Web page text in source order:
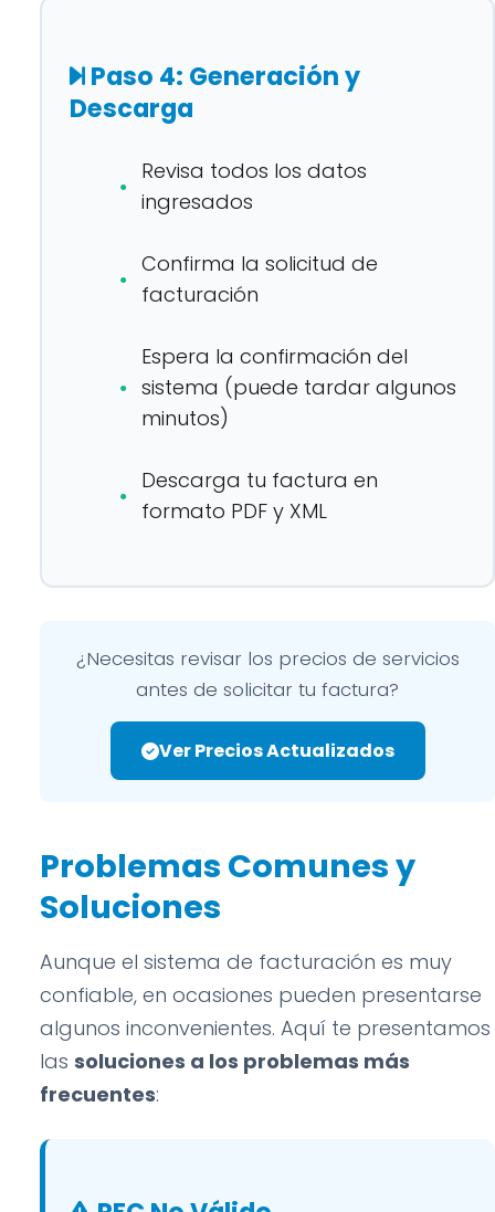
Paso 4: Generación y
Descarga
Revisa todos los datos
ingresados
Confirma la solicitud de
facturación
Espera la confirmación del
sistema (puede tardar algunos
minutos)
Descarga tu factura en
formato PDF y XML
¿Necesitas revisar los precios de servicios
antes de solicitar tu factura?
Ver Precios Actualizados
Problemas Comunes y
Soluciones
Aunque el sistema de facturación es muy
confiable, en ocasiones pueden presentarse
algunos inconvenientes. Aquí te presentamos
las soluciones a los problemas más
frecuentes: